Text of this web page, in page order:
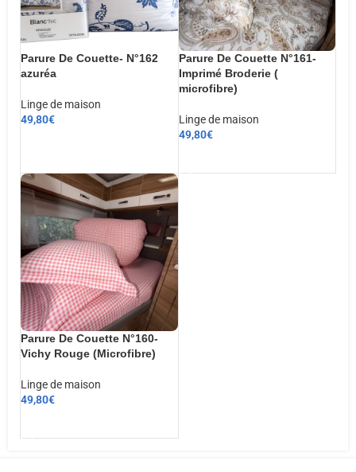
Parure De Couette- N°162
azuréa
Linge de maison
49,80€
Parure De Couette N°161-
Imprimé Broderie (
microfibre)
Linge de maison
49,80€
Parure De Couette N°160-
Vichy Rouge (Microfibre)
Linge de maison
49,80€